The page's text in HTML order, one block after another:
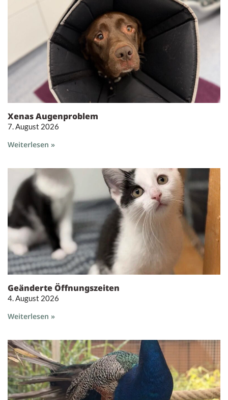
Xenas Augenproblem
7. August 2026
Weiterlesen »
Geänderte Öffnungszeiten
4. August 2026
Weiterlesen »